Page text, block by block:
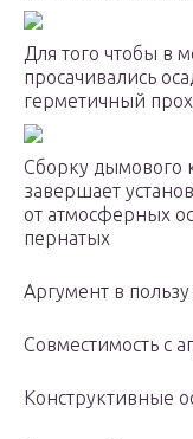
Для того чтобы в
просачивались
герметичный
Сборку дымового
завершает
от атмосферных
пернатых
Аргумент в
Совместимость с
Конструктивные